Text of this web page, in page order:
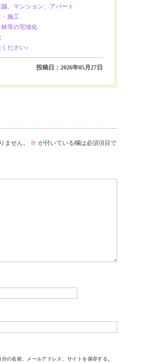
、マンション、アパート
施工
等の宅地化
ださい♪
投稿日：2026年05月27日
ません。 ※ が付いている欄は必須項目で
の名前、メールアドレス、サイトを保存する。